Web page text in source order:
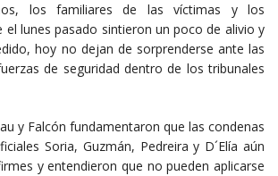
los familiares de las víctimas y los
el lunes pasado sintieron un poco de alivio y
hoy no dejan de sorprenderse ante las
de seguridad dentro de los tribunales
y Falcón fundamentaron que las condenas
Soria, Guzmán, Pedreira y D´Elía aún
y entendieron que no pueden aplicarse